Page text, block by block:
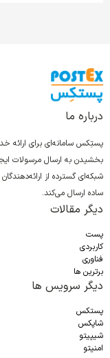
درباره ما
پستِکس سامانه‌ای برای
بخشیدن به ارسال مرسولات
شبکه‌ای گسترده از
ساده ارسال می‌کند.
دیگر مقالات
پست
کاربردی
فناوری
برترین ها
دیگر سرویس ها
پستکس
شاپکس
شیپیتو
امنیتو